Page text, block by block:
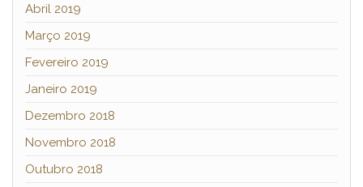
Abril 2019
Março 2019
Fevereiro 2019
Janeiro 2019
Dezembro 2018
Novembro 2018
Outubro 2018